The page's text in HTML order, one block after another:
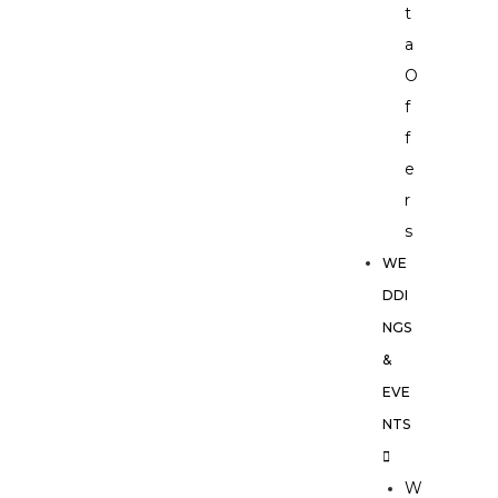
t
a
O
f
f
e
r
s
WE
DDI
NGS
&
EVE
NTS
W